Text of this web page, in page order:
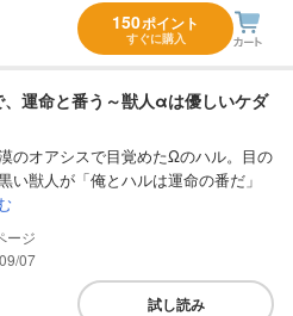
150ポイント
すぐに購入
、運命と番う～獣人αは優しいケダ
のオアシスで目覚めたΩのハル。目の
い獣人が「俺とハルは運命の番だ」
07
試し読み